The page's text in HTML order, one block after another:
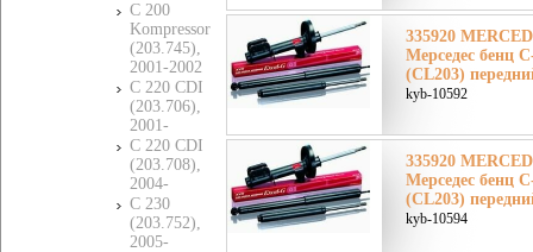
C 200
Kompressor
(203.745),
2001-2002
C 220 CDI
(203.706),
2001-
C 220 CDI
(203.708),
2004-
C 230
(203.752),
2005-
335920
Мерседес бенц
(CL203)
kyb-10592
335920
Мерседес бенц
(CL203)
kyb-10594